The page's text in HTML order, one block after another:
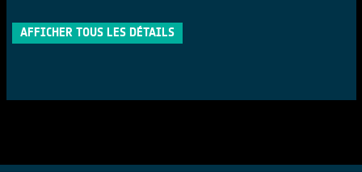
AFFICHER TOUS LES DÉTAILS